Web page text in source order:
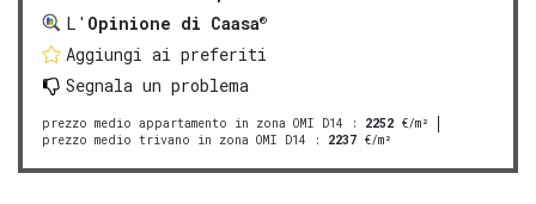
L' Opinione di Caasa®
Aggiungi ai preferiti
Segnala un problema
prezzo medio appartamento in zona OMI D14 : 2252 €/m²
prezzo medio trivano in zona OMI D14 : 2237 €/m²